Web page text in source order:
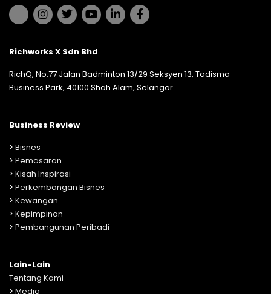
Richworks X Sdn Bhd
RichQ, No.77 Jalan Badminton 13/29 Seksyen 13, Tadisma
Business Park, 40100 Shah Alam, Selangor
Business Review
> Bisnes
> Pemasaran
> Kisah Inspirasi
> Perkembangan Bisnes
> Kewangan
> Kepimpinan
> Pembangunan Peribadi
Lain-Lain
Tentang Kami
> Media